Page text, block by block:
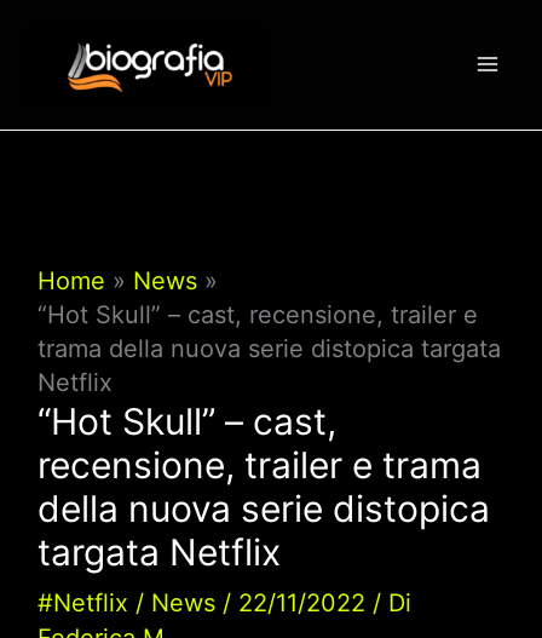
contenuto
Home
News
“Hot Skull” – cast, recensione, trailer e
trama della nuova serie distopica targata
Netflix
“Hot Skull” – cast,
recensione, trailer e trama
della nuova serie distopica
targata Netflix
#Netflix / News/ 22/11/2022 / Di